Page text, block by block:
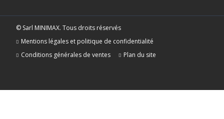
© Sarl MINIMAX. Tous droits réservés
Mentions légales et politique de confidentialité
Conditions générales de ventes
Plan du site